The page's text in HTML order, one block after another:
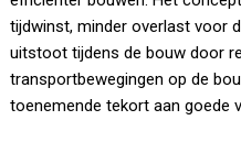
tijdwinst, minder overlast voor
uitstoot tijdens de bouw door
transportbewegingen op de
toenemende tekort aan goede